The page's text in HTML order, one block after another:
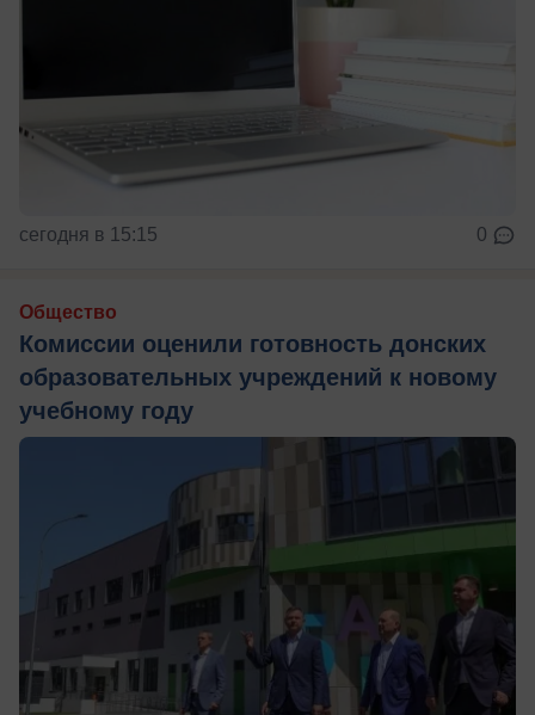
сегодня в 15:15 0
Общество
Комиссии оценили готовность донских
образовательных учреждений к новому
учебному году